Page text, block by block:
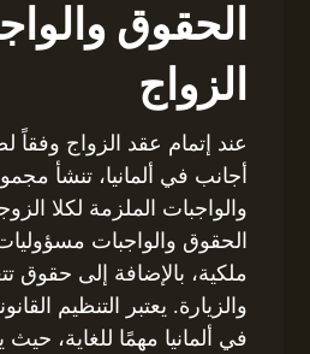
الحقوق
الزواج
عند إتمام عقد الزواج وفقاً
أجانب في ألمانيا، تنشأ
والواجبات الملزمة لكلا
الحقوق والواجبات
ملكية، بالإضافة إلى حقوق
والزيارة. يعتبر التنظيم
في ألمانيا مهمًا للغاية،